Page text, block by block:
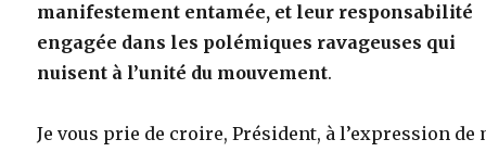
manifestement entamée, et leur responsabilité
engagée dans les polémiques ravageuses qui
nuisent à l’unité du mouvement.
Je vous prie de croire, Président, à l’expression de